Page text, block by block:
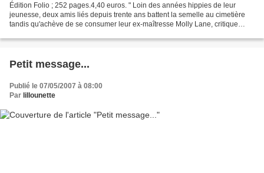
Édition Folio ; 252 pages.4,40 euros. " Loin des années hippies de leur
jeunesse, deux amis liés depuis trente ans battent la semelle au cimetière
tandis qu'achève de se consumer leur ex-maîtresse Molly Lane, critique
Petit message...
Publié le 07/05/2007 à 08:00
Par lillounette